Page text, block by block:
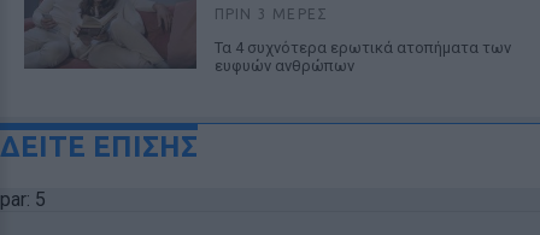
ΠΡΙΝ 3 ΜΈΡΕΣ
Τα 4 συχνότερα ερωτικά ατοπήματα των
ευφυών ανθρώπων
ΔΕΙΤΕ ΕΠΙΣΗΣ
par: 5